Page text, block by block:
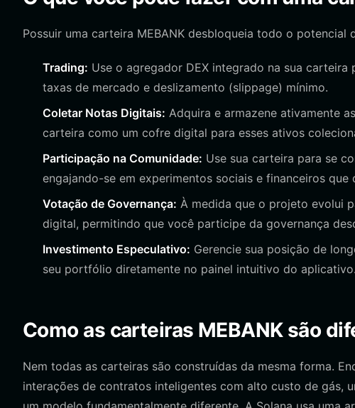
Possuir uma carteira MEBANK desbloqueia todo o potencial
Trading: Use o agregador DEX integrado na sua
taxas de mercado e deslizamento (slippage) mínimo.
Coletar Notas Digitais: Adquira e armazene ativamente
carteira como um cofre digital para esses ativos
Participação na Comunidade: Use sua carteira para se
engajando-se em experimentos sociais e financeiros que
Votação de Governança: À medida que o projeto evolui
digital, permitindo que você participe da governança
Investimento Especulativo: Gerencie sua posição de
seu portfólio diretamente no painel intuitivo do aplicativo.
Como as carteiras MEBANK são
Nem todas as carteiras são construídas da mesma forma.
interações de contratos inteligentes com alto custo de gás,